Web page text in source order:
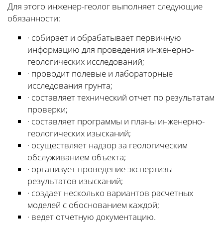
Для этого инженер-геолог выполняет следующие
обязанности:
· собирает и обрабатывает первичную
информацию для проведения инженерно-
геологических исследований;
· проводит полевые и лабораторные
исследования грунта;
· составляет технический отчет по результатам
проверки;
· составляет программы и планы инженерно-
геологических изысканий;
· осуществляет надзор за геологическим
обслуживанием объекта;
· организует проведение экспертизы
результатов изысканий;
· создает несколько вариантов расчетных
моделей с обоснованием каждой;
· ведет отчетную документацию.